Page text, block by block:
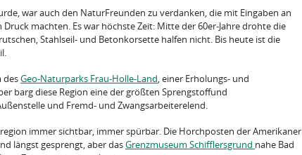
war auch den NaturFreunden zu verdanken, die mit Eingaben an
machten. Es war höchste Zeit: Mitte der 60er-Jahre drohte die
Stahlseil- und Betonkorsette halfen nicht. Bis heute ist die
desGeo-Naturparks Frau-Holle-Land, einer Erholungs- und
barg diese Region eine der größten Sprengstoffund
und Fremd- und Zwangsarbeiterelend.
immer sichtbar, immer spürbar. Die Horchposten der Amerikaner
längst gesprengt, aber dasGrenzmuseum Schifflersgrund nahe Bad